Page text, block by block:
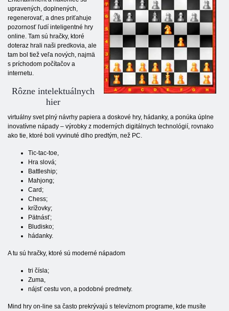
upravených, doplnených,
regenerovať, a dnes priťahuje
pozornosť ľudí inteligentné hry
online. Tam sú hračky, ktoré
doteraz hrali naši predkovia, ale
tam bol tiež veľa nových, najmä
s príchodom počítačov a
internetu.
Rôzne intelektuálnych
hier
virtuálny svet plný návrhy papiera a doskové hry, hádanky, a ponúka úplne
inovatívne nápady – výrobky z moderných digitálnych technológií, rovnako
ako tie, ktoré boli vyvinuté dlho predtým, než PC.
Tic-tac-toe,
Hra slová;
Battleship;
Mahjong;
Card;
Chess;
krížovky;
Pätnásť;
Bludisko;
hádanky.
A tu sú hračky, ktoré sú moderné nápadom
tri čísla;
Zuma,
nájsť cestu von, a podobné predmety.
Mind hry on-line sa často prekrývajú s televíznom programe, kde musíte